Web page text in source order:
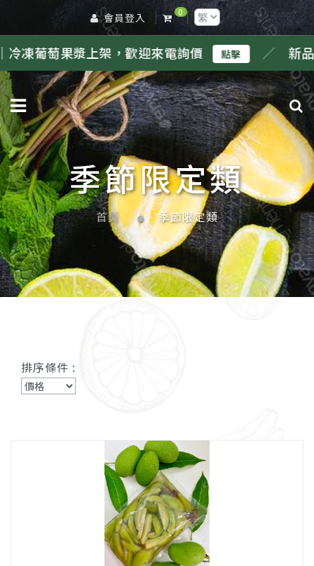
會員登入 0
漿上架，歡迎來電詢價 點擊 ／新品｜冷凍鳳
季節限定類
首頁 季節限定類
排序條件 :